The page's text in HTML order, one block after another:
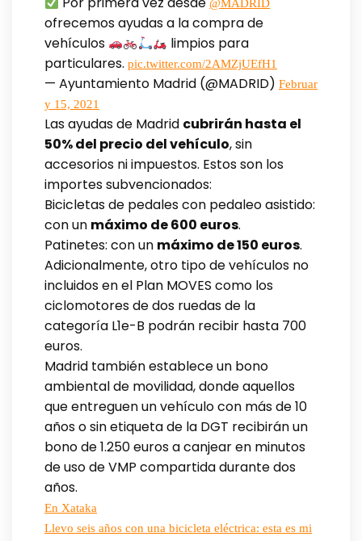
@MADRID
ofrecemos ayudas a la compra de
vehículos
limpios para
particulares. pic.twitter.com/2AMZjUEfH1
— Ayuntamiento Madrid (@MADRID) Februar
y 15, 2021
Las ayudas de Madrid cubrirán hasta el
50% del precio del vehículo, sin
accesorios ni impuestos. Estos son los
importes subvencionados:
Bicicletas de pedales con pedaleo asistido:
con un máximo de 600 euros.
Patinetes: con un máximo de 150 euros.
Adicionalmente, otro tipo de vehículos no
incluidos en el Plan MOVES como los
ciclomotores de dos ruedas de la
categoría L1e-B podrán recibir hasta 700
euros.
Madrid también establece un bono
ambiental de movilidad, donde aquellos
que entreguen un vehículo con más de 10
años o sin etiqueta de la DGT recibirán un
bono de 1.250 euros a canjear en minutos
de uso de VMP compartida durante dos
años.
En Xataka
Llevo seis años con una bicicleta eléctrica: esta es mi